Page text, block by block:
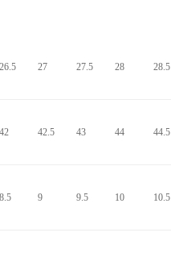
26.5 27 27.5 28 28.5
42 42.5 43 44 44.5
8.5 9 9.5 10 10.5